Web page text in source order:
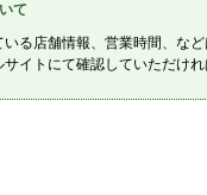
て
る店舗情報、営業時間、な
イトにて確認していただけれ